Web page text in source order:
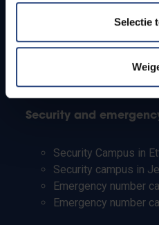
Selectie
PhD students
Teachers and
Working students
Security and
Security Campus in
Security campus in
Emergency number
Emergency number